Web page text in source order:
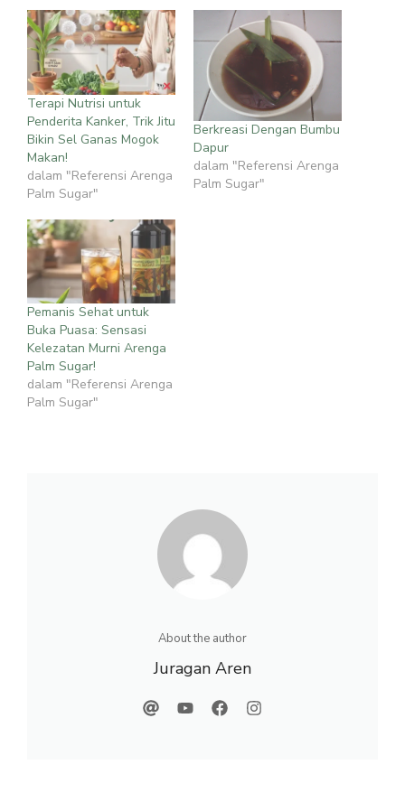
Terapi Nutrisi untuk
Penderita Kanker, Trik Jitu
Bikin Sel Ganas Mogok
Makan!
dalam "Referensi Arenga
Palm Sugar"
Berkreasi Dengan Bumbu
Dapur
dalam "Referensi Arenga
Palm Sugar"
Pemanis Sehat untuk
Buka Puasa: Sensasi
Kelezatan Murni Arenga
Palm Sugar!
dalam "Referensi Arenga
Palm Sugar"
About the author
Juragan Aren